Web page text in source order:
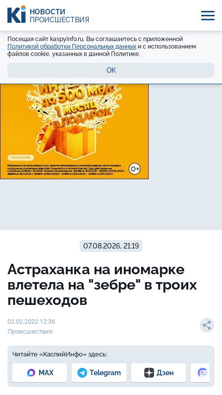
НОВОСТИ
ПРОИСШЕСТВИЯ
Посещая сайт kaspyinfo.ru, Вы соглашаетесь с приложенной
Политикой обработки Персональных данных и с использованием
файлов cookie, указанных в данной Политике.
OK
07.08.2026, 21:19
Астраханка на иномарке
влетела на "зебре" в троих
пешеходов
02.02.2022 12:36
Происшествия
Читайте «КаспийИнфо» здесь:
MAX Telegram Дзен